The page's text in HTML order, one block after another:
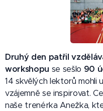
Druhý den patřil
workshopu se sešlo 90
14 skvělých lektorů mohli
vzájemně se inspirovat.
naše trenérka Anežka,